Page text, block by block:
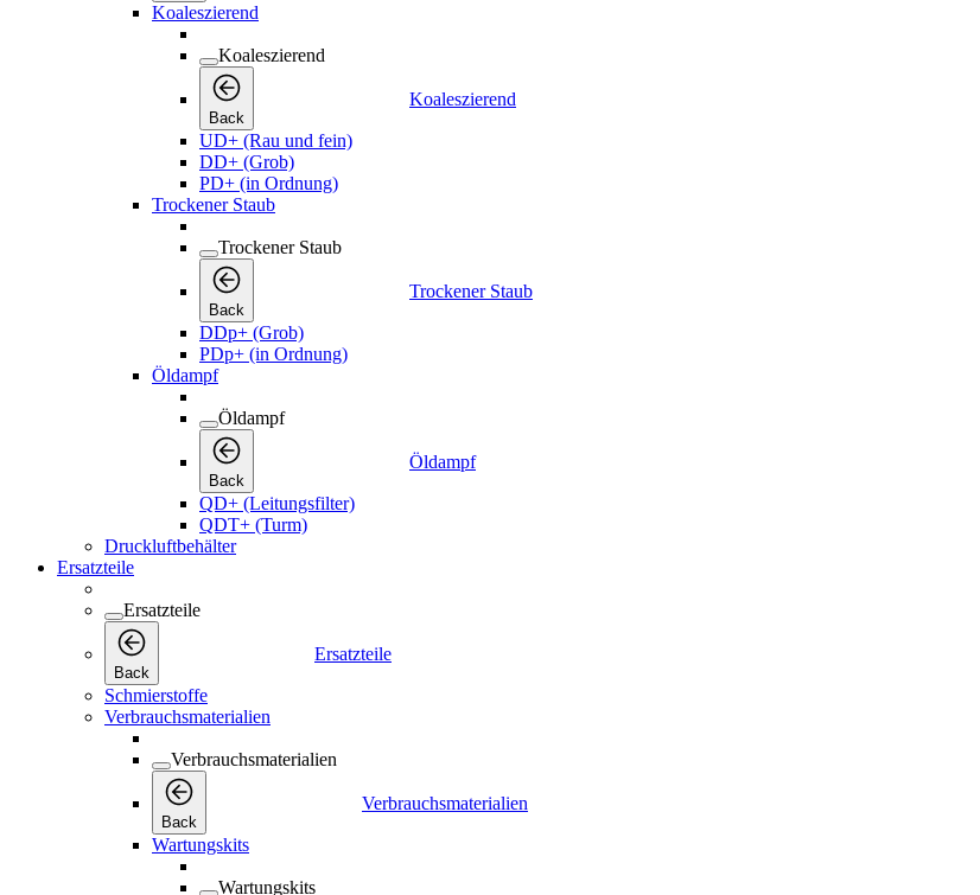
Koaleszierend
Koaleszierend
Back
Koaleszierend
UD+ (Rau und fein)
DD+ (Grob)
PD+ (in Ordnung)
Trockener Staub
Trockener Staub
Back
Trockener Staub
DDp+ (Grob)
PDp+ (in Ordnung)
Öldampf
Öldampf
Back
Öldampf
QD+ (Leitungsfilter)
QDT+ (Turm)
Druckluftbehälter
Ersatzteile
Ersatzteile
Back
Ersatzteile
Schmierstoffe
Verbrauchsmaterialien
Verbrauchsmaterialien
Back
Verbrauchsmaterialien
Wartungskits
Wartungskits